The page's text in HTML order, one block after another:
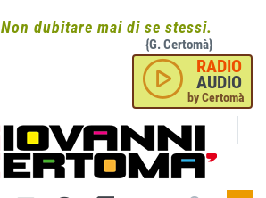
Non dubitare mai di se stessi.
{G. Certomà}
RADIO
AUDIO
by Certomà